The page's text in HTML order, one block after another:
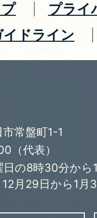
プライ
イドライン
常盤町1-1
（代表）
の8時30分から
12月29日から1月